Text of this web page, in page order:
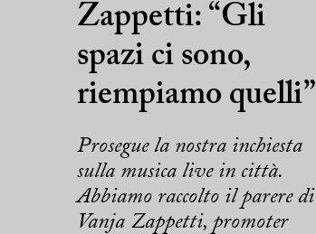
Zappetti: “Gli
spazi ci sono,
riempiamo quelli”
Prosegue la nostra inchiesta
sulla musica live in città.
Abbiamo raccolto il parere di
Vanja Zappetti, promoter